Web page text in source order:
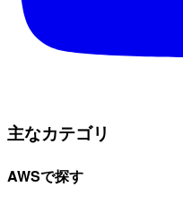
主なカテゴリ
AWSで探す